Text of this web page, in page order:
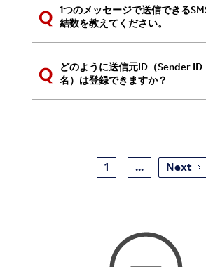
1つのメッセージで送信できる
結数を教えてください。
どのように送信元ID（Sender ID
名）は登録できますか？
1 ... Next